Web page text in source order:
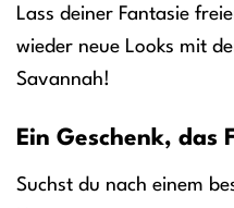
Lass deiner Fantasie
wieder neue Looks mit
Savannah!
Ein Geschenk, das
Suchst du nach einem